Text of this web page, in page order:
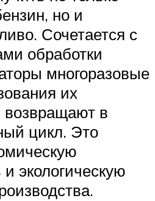
но и
Сочетается с
обработки
многоразовые
их
возвращают в
цикл. Это
экологическую